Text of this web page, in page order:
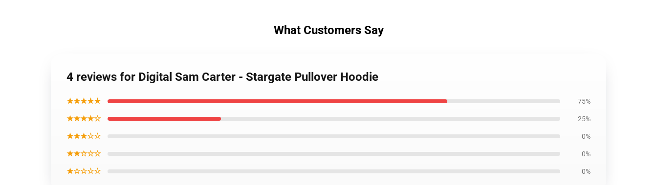
What Customers Say
4 reviews for Digital Sam Carter - Stargate Pullover Hoodie
★★★★★ 75%
★★★★☆ 25%
★★★☆☆ 0%
★★☆☆☆ 0%
★☆☆☆☆ 0%